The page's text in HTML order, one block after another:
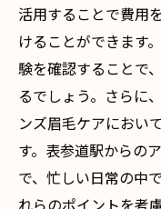
活用することで費用
けることができます
験を確認することで
るでしょう。さらに
ンズ眉毛ケアにおい
す。表参道駅からの
で、忙しい日常の中
れらのポイントを考